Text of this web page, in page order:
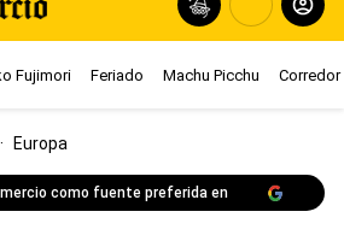
Fujimori Feriado Machu Picchu Corredor
· Europa
como fuente preferida en